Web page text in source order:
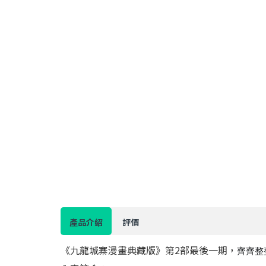
產品介紹 評價
《九龍城寨漫畫典藏版》第2部最後一期， 齊齊